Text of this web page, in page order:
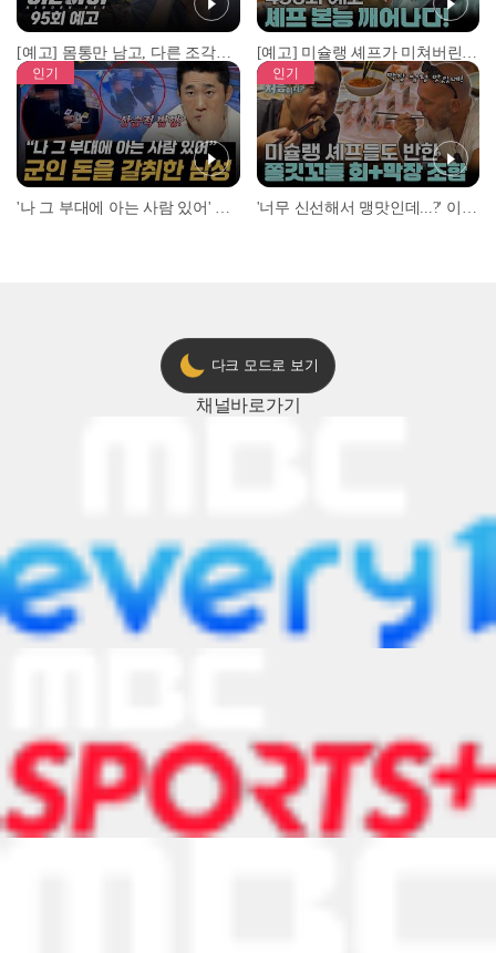
[예고] 몸통만 남고, 다른 조각은 어디에..? 시화호에서 드러난 충격적인 토막 살인사건! [예고] 미슐랭 셰프가 미쳐버린 이유! 본능이 깨어난 사건은?
인기 인기
다크 모드로 보기
채널바로가기